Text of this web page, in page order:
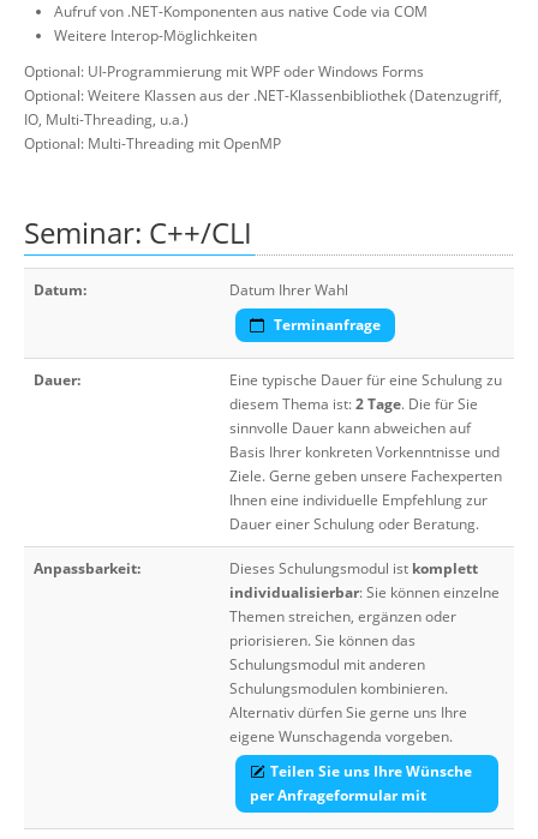
Aufruf von .NET-Komponenten aus native Code via COM
Weitere Interop-Möglichkeiten
Optional: UI-Programmierung mit WPF oder Windows Forms
Optional: Weitere Klassen aus der .NET-Klassenbibliothek (Datenzugriff,
IO, Multi-Threading, u.a.)
Optional: Multi-Threading mit OpenMP
Seminar: C++/CLI
Datum:
Datum Ihrer Wahl
Terminanfrage
Dauer:
Eine typische Dauer für eine Schulung zu
diesem Thema ist:2 Tage. Die für Sie
sinnvolle Dauer kann abweichen auf
Basis Ihrer konkreten Vorkenntnisse und
Ziele. Gerne geben unsere Fachexperten
Ihnen eine individuelle Empfehlung zur
Dauer einer Schulung oder Beratung.
Anpassbarkeit: Dieses Schulungsmodul ist komplett
individualisierbar: Sie können einzelne
Themen streichen, ergänzen oder
priorisieren. Sie können das
Schulungsmodul mit anderen
Schulungsmodulen kombinieren.
Alternativ dürfen Sie gerne uns Ihre
eigene Wunschagenda vorgeben.
Teilen Sie uns Ihre Wünsche
per Anfrageformular mit